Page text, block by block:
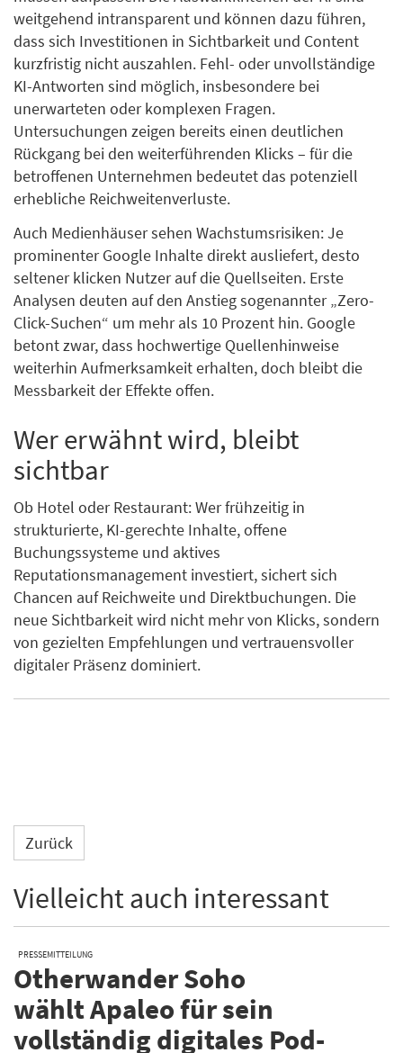
weitgehend intransparent und können dazu führen,
dass sich Investitionen in Sichtbarkeit und Content
kurzfristig nicht auszahlen. Fehl- oder unvollständige
KI-Antworten sind möglich, insbesondere bei
unerwarteten oder komplexen Fragen.
Untersuchungen zeigen bereits einen deutlichen
Rückgang bei den weiterführenden Klicks – für die
betroffenen Unternehmen bedeutet das potenziell
erhebliche Reichweitenverluste.
Auch Medienhäuser sehen Wachstumsrisiken: Je
prominenter Google Inhalte direkt ausliefert, desto
seltener klicken Nutzer auf die Quellseiten. Erste
Analysen deuten auf den Anstieg sogenannter „Zero-
Click-Suchen“ um mehr als 10 Prozent hin. Google
betont zwar, dass hochwertige Quellenhinweise
weiterhin Aufmerksamkeit erhalten, doch bleibt die
Messbarkeit der Effekte offen.
Wer erwähnt wird, bleibt
sichtbar
Ob Hotel oder Restaurant: Wer frühzeitig in
strukturierte, KI-gerechte Inhalte, offene
Buchungssysteme und aktives
Reputationsmanagement investiert, sichert sich
Chancen auf Reichweite und Direktbuchungen. Die
neue Sichtbarkeit wird nicht mehr von Klicks, sondern
von gezielten Empfehlungen und vertrauensvoller
digitaler Präsenz dominiert.
Zurück
Vielleicht auch interessant
PRESSEMITTEILUNG
Otherwander Soho
wählt Apaleo für sein
vollständig digitales Pod-